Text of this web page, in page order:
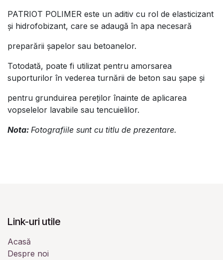
PATRIOT POLIMER este un aditiv cu rol de elasticizant
şi hidrofobizant, care se adaugă în apa necesară
preparării şapelor sau betoanelor.
Totodată, poate fi utilizat pentru amorsarea
suporturilor în vederea turnării de beton sau şape şi
pentru grunduirea pereţilor înainte de aplicarea
vopselelor lavabile sau tencuielilor.
Nota: Fotografiile sunt cu titlu de prezentare.
Link-uri utile
Acasă
Despre noi